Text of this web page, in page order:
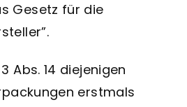
Gesetz für die
Abs. 14 diejenigen
erstmals